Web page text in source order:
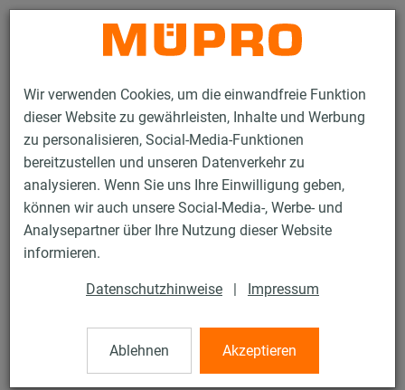
Wir verwenden Cookies, um die einwandfreie Funktion
dieser Website zu gewährleisten, Inhalte und Werbung
zu personalisieren, Social-Media-Funktionen
bereitzustellen und unseren Datenverkehr zu
analysieren. Wenn Sie uns Ihre Einwilligung geben,
können wir auch unsere Social-Media-, Werbe- und
Analysepartner über Ihre Nutzung dieser Website
informieren.
Datenschutzhinweise | Impressum
Ablehnen Akzeptieren
Kontakt
Produkte Befestigungstechnik
Lüftungsbefestigung
Abhängungen für die Lüftungsbefestigung
Luftkanalwinkel
Luftkanalwinkel
Luftkanalwinkel mit Dämmteil, Typ 2, feuerverzinkt